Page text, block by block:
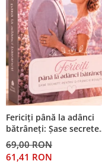
Fericiți până la adânci
bătrâneți: Șase secrete
pentru o căsnicie reușită
69,00 RON
61,41 RON